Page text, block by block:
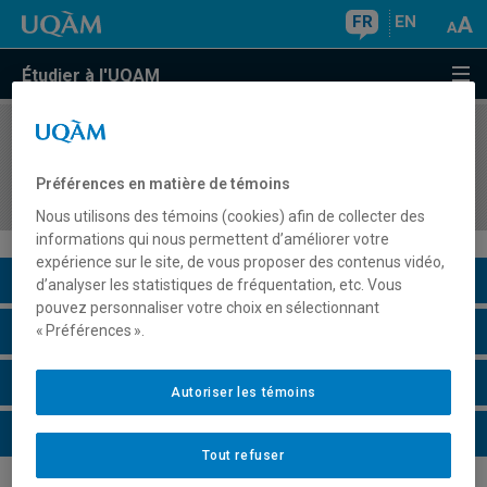
FR EN
Étudier à l'UQAM
COURS//
financiers
Description du cours
Horaire - Été 2026
Horaire - Automne 2026
Horaire - Hiver 2027
Préférences en matière de témoins
Nous utilisons des témoins (cookies) afin de collecter des
informations qui nous permettent d’améliorer votre
expérience sur le site, de vous proposer des contenus vidéo,
d’analyser les statistiques de fréquentation, etc. Vous
pouvez personnaliser votre choix en sélectionnant
« Préférences ».
Tout refuser
Autoriser les témoins